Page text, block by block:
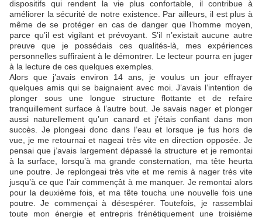
dispositifs qui rendent la vie plus confortable, il contribue à
améliorer la sécurité de notre existence. Par ailleurs, il est plus à
même de se protéger en cas de danger que l’homme moyen,
parce qu’il est vigilant et prévoyant. S’il n’existait aucune autre
preuve que je possédais ces qualités-là, mes expériences
personnelles suffiraient à le démontrer. Le lecteur pourra en juger
à la lecture de ces quelques exemples.
Alors que j’avais environ 14 ans, je voulus un jour effrayer
quelques amis qui se baignaient avec moi. J’avais l’intention de
plonger sous une longue structure flottante et de refaire
tranquillement surface à l’autre bout. Je savais nager et plonger
aussi naturellement qu’un canard et j’étais confiant dans mon
succès. Je plongeai donc dans l’eau et lorsque je fus hors de
vue, je me retournai et nageai très vite en direction opposée. Je
pensai que j’avais largement dépassé la structure et je remontai
à la surface, lorsqu’à ma grande consternation, ma tête heurta
une poutre. Je replongeai très vite et me remis à nager très vite
jusqu’à ce que l’air commençât à me manquer. Je remontai alors
pour la deuxième fois, et ma tête toucha une nouvelle fois une
poutre. Je commençai à désespérer. Toutefois, je rassemblai
toute mon énergie et entrepris frénétiquement une troisième